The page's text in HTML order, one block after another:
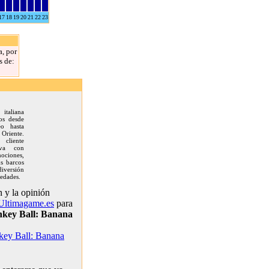
18 192021 2223
por
de:
italiana
desde
hasta
cliente
con
barcos
y la opinión
para
Ball: Banana
Ball: Banana